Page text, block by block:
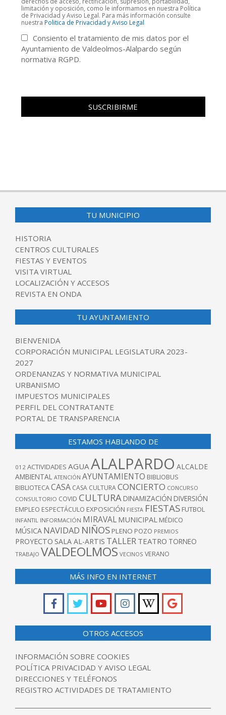
limitación y oposición, como le informamos en nuestra Política
de Privacidad y Aviso Legal. Para más información consulte
nuestra Politica de Privacidad y Aviso Legal
Consiento el tratamiento de mis datos por el
Ayuntamiento de Valdeolmos-Alalpardo según
normativa RGPD.
TU MUNICIPIO
HISTORIA
CENTROS CULTURALES
FIESTAS Y EVENTOS
VISITA VIRTUAL
LOCALIZACIÓN Y ACCESOS
REVISTA EN ONDA
TU AYUNTAMIENTO
BIENVENIDA
CORPORACIÓN MUNICIPAL LEGISLATURA 2023-
2027
ORDENANZAS Y NORMATIVA MUNICIPAL
URBANISMO
IMPUESTOS MUNICIPALES
PERFIL DEL CONTRATANTE
PORTAL DE TRANSPARENCIA
ESTAMOS HABLANDO DE
012 ACTIVIDADES AGUAALALPARDO ALCALDE
AMBIENTAL ATENCIÓN AYUNTAMIENTO BIBLIOBUS
BIBLIOTECACASA CASA CULTURACONCIERTO CONCURSO
CONSULTORIO COVID CULTURA DINAMIZACIÓN DIVERSIÓN
EMPLEO ESPECTÁCULO EXPOSICIÓN FIESTA FIESTAS FUTBOL
INFANTIL INFORMACIÓN MIRAVAL MUNICIPAL MÉDICO
MÚSICA NAVIDAD NIÑOS PLENO POZO PREMIOS
PROYECTO SALA AL-ARTIS TALLER TEATRO TORNEO
TRABAJO VALDEOLMOS VECINOS VERANO
MÁS INFO EN INTERNET
OTROS ACCESOS
INFORMACIÓN SOBRE COOKIES
POLÍTICA PRIVACIDAD Y AVISO LEGAL
DIRECCIONES Y TELÉFONOS
REGISTRO ACTIVIDADES DE TRATAMIENTO